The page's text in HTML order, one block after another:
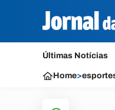
Últimas Notícias
Home>